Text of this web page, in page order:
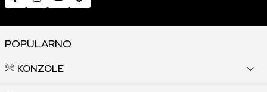
POPULARNO
KONZOLE